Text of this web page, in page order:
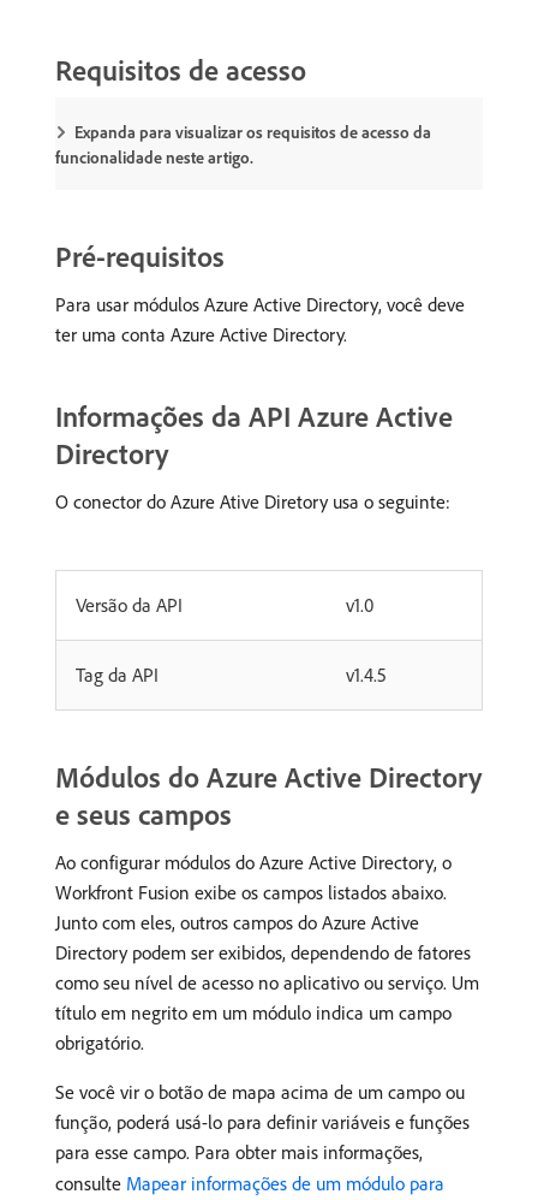
Requisitos de acesso
Expanda para visualizar os requisitos de acesso da
funcionalidade neste artigo.
Pré-requisitos
Para usar módulos Azure Active Directory, você deve
ter uma conta Azure Active Directory.
Informações da API Azure Active
Directory
O conector do Azure Ative Diretory usa o seguinte:
Versão da API v1.0
Tag da API v1.4.5
Módulos do Azure Active Directory
e seus campos
Ao configurar módulos do Azure Active Directory, o
Workfront Fusion exibe os campos listados abaixo.
Junto com eles, outros campos do Azure Active
Directory podem ser exibidos, dependendo de fatores
como seu nível de acesso no aplicativo ou serviço. Um
título em negrito em um módulo indica um campo
obrigatório.
Se você vir o botão de mapa acima de um campo ou
função, poderá usá-lo para definir variáveis e funções
para esse campo. Para obter mais informações,
consulte Mapear informações de um módulo para